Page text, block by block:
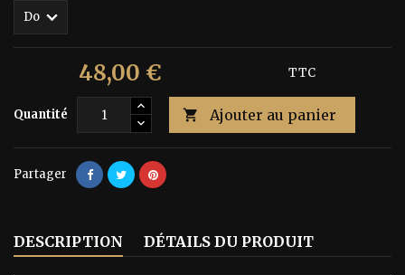
48,00 € TTC
Quantité  Ajouter au panier
Partager
DESCRIPTION DÉTAILS DU PRODUIT